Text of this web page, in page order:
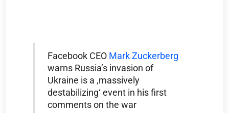
Facebook CEO Mark Zuckerberg
warns Russia’s invasion of
Ukraine is a ‚massively
destabilizing‘ event in his first
comments on the war